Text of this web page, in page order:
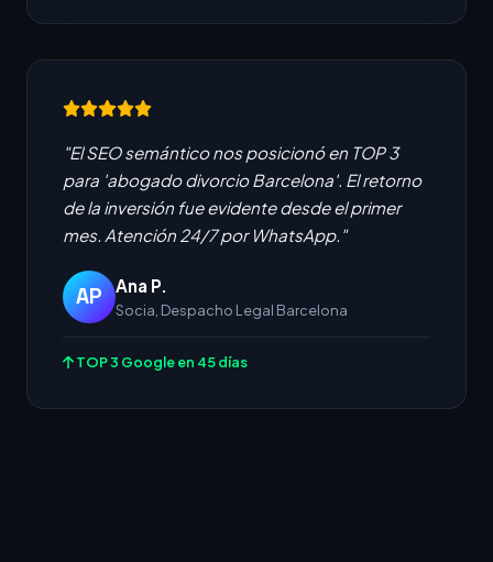
"El SEO semántico nos posicionó en TOP 3
para 'abogado divorcio Barcelona'. El retorno
de la inversión fue evidente desde el primer
mes. Atención 24/7 por WhatsApp."
AP Ana P.
Socia, Despacho Legal Barcelona
TOP 3 Google en 45 días